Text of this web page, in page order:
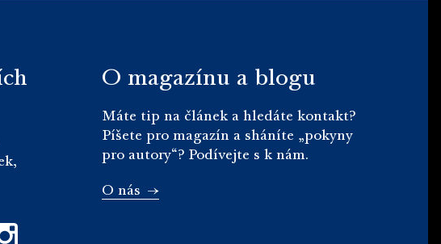
O magazínu a blogu
Máte tip na článek a hledáte kontakt?
Píšete pro magazín a sháníte „pokyny
pro autory“? Podívejte s k nám.
O nás